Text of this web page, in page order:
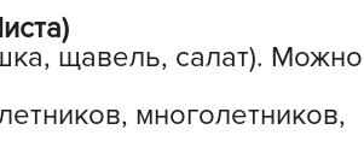
щавель, салат). Можно
многолетников,